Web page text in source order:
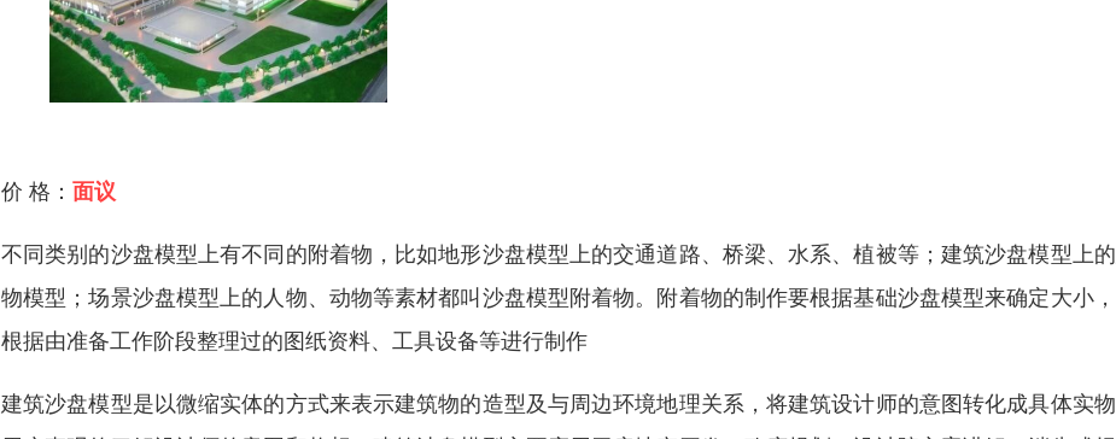
价 格： 面议
不同类别的沙盘模型上有不同的附着物，比如地形沙盘模型上的交通道路、桥梁、水系、植被等；建筑沙盘模型上
物模型；场景沙盘模型上的人物、动物等素材都叫沙盘模型附着物。附着物的制作要根据基础沙盘模型来确定大小
根据由准备工作阶段整理过的图纸资料、工具设备等进行制作
建筑沙盘模型是以微缩实体的方式来表示建筑物的造型及与周边环境地理关系，将建筑设计师的意图转化成具体实